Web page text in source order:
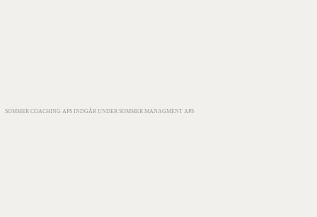
SOMMER COACHING APS INDGÅR UNDER SOMMER MANAGMENT APS